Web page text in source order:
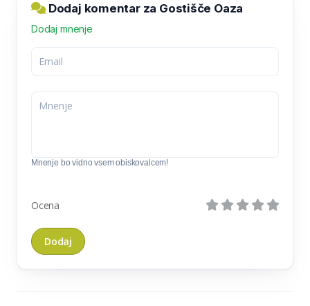
Dodaj komentar za Gostišče Oaza
Dodaj mnenje
Mnenje bo vidno vsem obiskovalcem!
Ocena